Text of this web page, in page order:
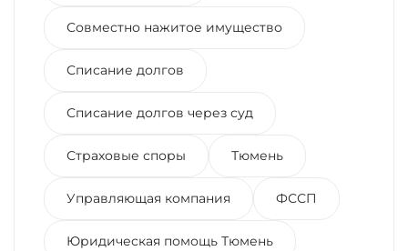
Совместно нажитое имущество
Списание долгов
Списание долгов через суд
Страховые споры Тюмень
Управляющая компания ФССП
Юридическая помощь Тюмень